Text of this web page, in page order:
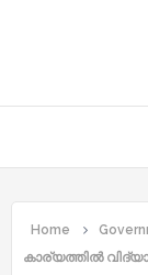
Home
കാര്യത്തിൽ